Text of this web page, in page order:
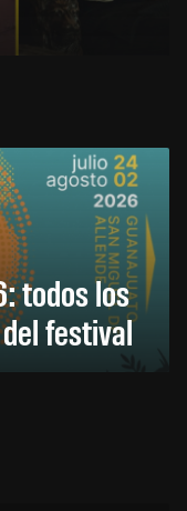
todos los
festival